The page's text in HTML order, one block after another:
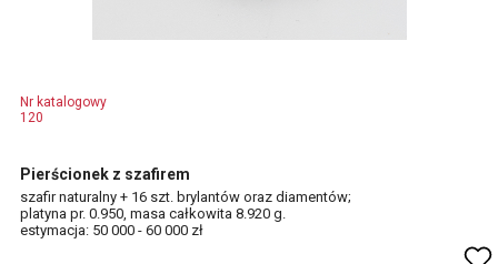
Nr katalogowy
120
Pierścionek z szafirem
szafir naturalny + 16 szt. brylantów oraz diamentów;
platyna pr. 0.950, masa całkowita 8.920 g.
estymacja: 50 000 - 60 000 zł